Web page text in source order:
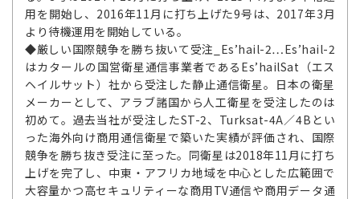
用を開始し、2016年11月に打ち上げた9号は、2017年3月
より待機運用を開始している。
◆厳しい国際競争を勝ち抜いて受注_Es’hail-2…Es’hail-2
はカタールの国営衛星通信事業者であるEs’hailSat（エス
ヘイルサット）社から受注した静止通信衛星。日本の衛星
メーカーとして、アラブ諸国から人工衛星を受注したのは
初めて。過去当社が受注したST-2、Turksat-4A／4Bとい
った海外向け商用通信衛星で築いた実績が評価され、国際
競争を勝ち抜き受注に至った。同衛星は2018年11月に打ち
上げを完了し、中東・アフリカ地域を中心とした広範囲で
大容量かつ高セキュリティーな商用TV通信や商用データ通